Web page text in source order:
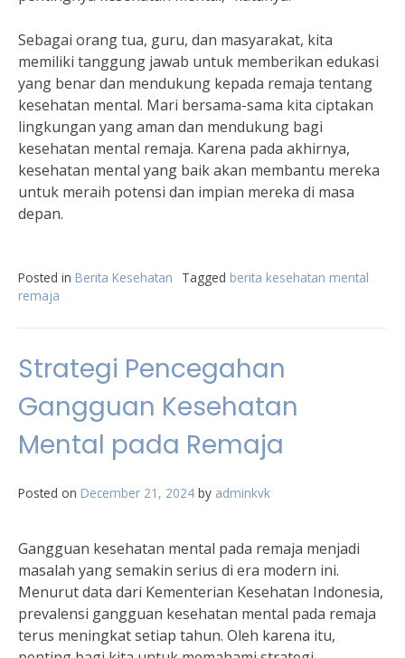
Sebagai orang tua, guru, dan masyarakat, kita
memiliki tanggung jawab untuk memberikan edukasi
yang benar dan mendukung kepada remaja tentang
kesehatan mental. Mari bersama-sama kita ciptakan
lingkungan yang aman dan mendukung bagi
kesehatan mental remaja. Karena pada akhirnya,
kesehatan mental yang baik akan membantu mereka
untuk meraih potensi dan impian mereka di masa
depan.
Posted in Berita Kesehatan Tagged berita kesehatan mental
remaja
Strategi Pencegahan
Gangguan Kesehatan
Mental pada Remaja
Posted on December 21, 2024 by adminkvk
Gangguan kesehatan mental pada remaja menjadi
masalah yang semakin serius di era modern ini.
Menurut data dari Kementerian Kesehatan Indonesia,
prevalensi gangguan kesehatan mental pada remaja
terus meningkat setiap tahun. Oleh karena itu,